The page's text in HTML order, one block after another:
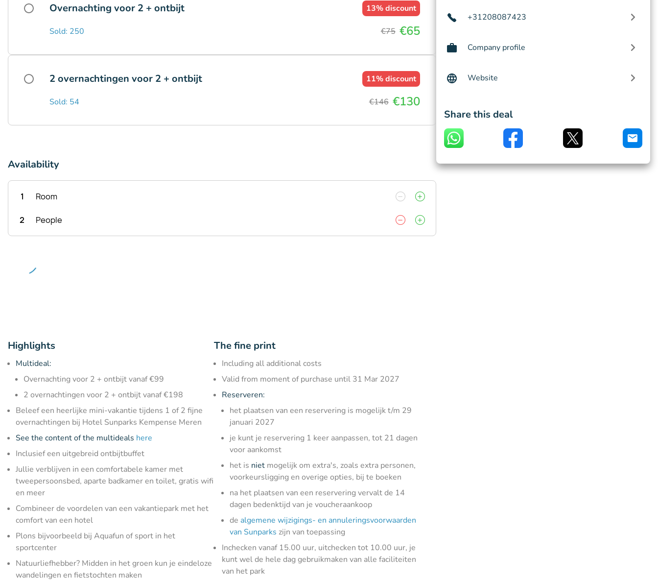
Overnachting voor 2 + ontbijt 13%discount
Sold: 250 €75 €65
2 overnachtingen voor 2 + ontbijt 11%discount
Sold: 54 €146 €130
Availability
1 Room
2 People
Highlights
Multideal:
Overnachting voor 2 + ontbijt vanaf €99
2 overnachtingen voor 2 + ontbijt vanaf €198
Beleef een heerlijke mini-vakantie tijdens 1 of 2 fijne
overnachtingen bij Hotel Sunparks Kempense Meren
See the content of the multideals here
Inclusief een uitgebreid ontbijtbuffet
Jullie verblijven in een comfortabele kamer met
tweepersoonsbed, aparte badkamer en toilet, gratis wifi
en meer
Combineer de voordelen van een vakantiepark met het
comfort van een hotel
Plons bijvoorbeeld bij Aquafun of sport in het
sportcenter
Natuurliefhebber? Midden in het groen kun je eindeloze
wandelingen en fietstochten maken
The fine print
Including all additional costs
Valid from moment of purchase until 31 Mar 2027
Reserveren:
het plaatsen van een reservering is mogelijk t/m 29
januari 2027
je kunt je reservering 1 keer aanpassen, tot 21 dagen
voor aankomst
het is niet mogelijk om extra's, zoals extra personen,
voorkeursligging en overige opties, bij te boeken
na het plaatsen van een reservering vervalt de 14
dagen bedenktijd van je voucheraankoop
de algemene wijzigings- en annuleringsvoorwaarden
van Sunparks zijn van toepassing
Inchecken vanaf 15.00 uur, uitchecken tot 10.00 uur, je
kunt wel de hele dag gebruikmaken van alle faciliteiten
van het park
+31208087423
Company profile
Website
Share this deal